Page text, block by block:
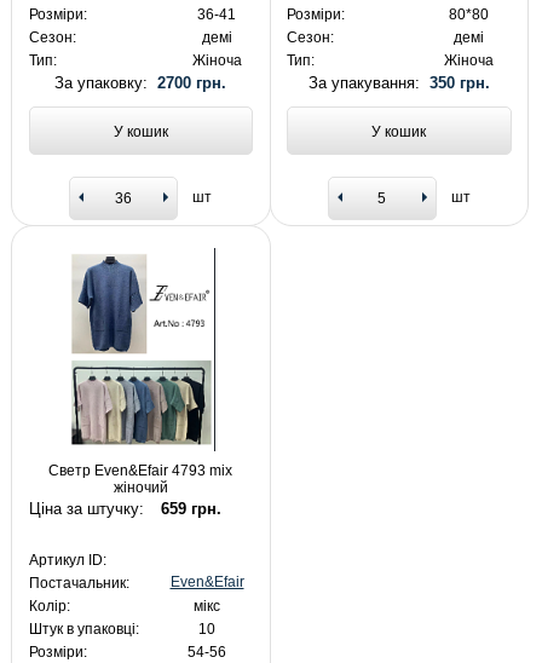
Розміри:
36-41
Сезон:
демі
Тип:
Жіноча
За упаковку:2700 грн.
У кошик
шт
Розміри:
80*80
Сезон:
демі
Тип:
Жіноча
За упакування: 350 грн.
У кошик
шт
Светр Even&Efair 4793 mix
жіночий
Ціна за штучку: 659 грн.
Артикул ID:
Постачальник:
Even&Efair
Колір:
мікс
Штук в упаковці:
10
Розміри:
54-56